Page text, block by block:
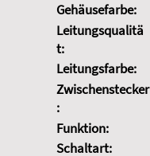
Gehäusefarbe:
Leitungsqualitä
t:
Leitungsfarbe:
Zwischenstecker
:
Funktion:
Schaltart: